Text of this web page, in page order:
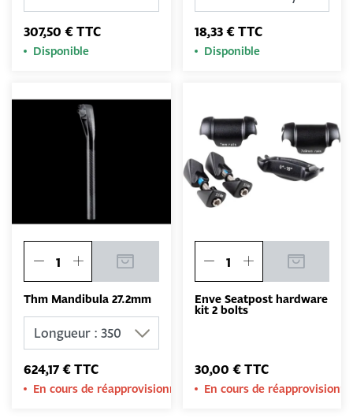
307,50 € TTC
Disponible
18,33 € TTC
Disponible
Thm Mandibula 27.2mm
624,17 € TTC
En cours de réapprovisionnement
Enve Seatpost hardware
kit 2 bolts
30,00 € TTC
En cours de